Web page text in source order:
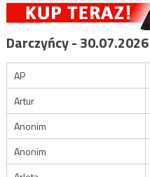
Darczyńcy - 30.07.2026
AP
Artur
Anonim
Anonim